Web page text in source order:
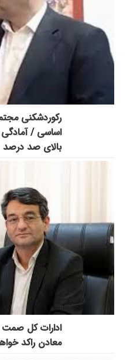
رکوردشکنی
اساسی / آمادگی
بالای صد درصد
ادارات کل صمت
معادن راکد